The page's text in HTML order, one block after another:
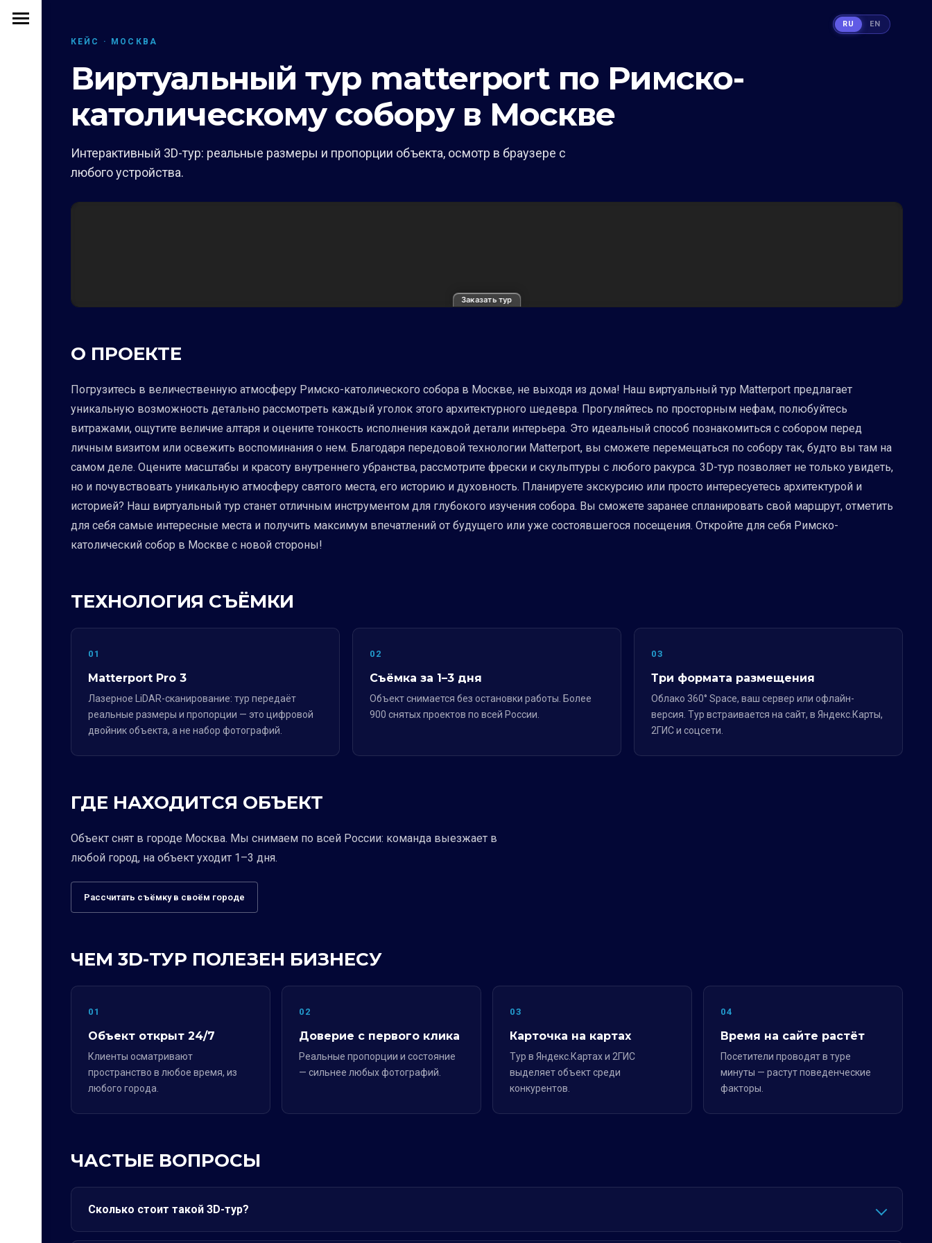
КЕЙС · МОСКВА
Виртуальный тур matterport по Римско-
католическому собору в Москве
Интерактивный 3D-тур: реальные размеры и пропорции объекта, осмотр в браузере с
любого устройства.
Заказать тур
О ПРОЕКТЕ
Погрузитесь в величественную атмосферу Римско-католического собора в Москве, не выходя из дома! Наш виртуальный тур Matterport предлагает
уникальную возможность детально рассмотреть каждый уголок этого архитектурного шедевра. Прогуляйтесь по просторным нефам, полюбуйтесь
витражами, ощутите величие алтаря и оцените тонкость исполнения каждой детали интерьера. Это идеальный способ познакомиться с собором перед
личным визитом или освежить воспоминания о нем. Благодаря передовой технологии Matterport, вы сможете перемещаться по собору так, будто вы там на
самом деле. Оцените масштабы и красоту внутреннего убранства, рассмотрите фрески и скульптуры с любого ракурса. 3D-тур позволяет не только увидеть,
но и почувствовать уникальную атмосферу святого места, его историю и духовность. Планируете экскурсию или просто интересуетесь архитектурой и
историей? Наш виртуальный тур станет отличным инструментом для глубокого изучения собора. Вы сможете заранее спланировать свой маршрут, отметить
для себя самые интересные места и получить максимум впечатлений от будущего или уже состоявшегося посещения. Откройте для себя Римско-
католический собор в Москве с новой стороны!
ТЕХНОЛОГИЯ СЪЁМКИ
01
Matterport Pro 3
Лазерное LiDAR-сканирование: тур передаёт
реальные размеры и пропорции — это цифровой
двойник объекта, а не набор фотографий.
02
Съёмка за 1–3 дня
Объект снимается без остановки работы. Более
900 снятых проектов по всей России.
03
Три формата размещения
Облако 360° Space, ваш сервер или офлайн-
версия. Тур встраивается на сайт, в Яндекс.Карты,
2ГИС и соцсети.
ГДЕ НАХОДИТСЯ ОБЪЕКТ
Объект снят в городе Москва. Мы снимаем по всей России: команда выезжает в
любой город, на объект уходит 1–3 дня.
Рассчитать съёмку в своём городе
ЧЕМ 3D-ТУР ПОЛЕЗЕН БИЗНЕСУ
01
Объект открыт 24/7
Клиенты осматривают
пространство в любое время, из
любого города.
02
Доверие с первого клика
Реальные пропорции и состояние
— сильнее любых фотографий.
03
Карточка на картах
Тур в Яндекс.Картах и 2ГИС
выделяет объект среди
конкурентов.
04
Время на сайте растёт
Посетители проводят в туре
минуты — растут поведенческие
факторы.
ЧАСТЫЕ ВОПРОСЫ
Сколько стоит такой 3D-тур?
RU EN